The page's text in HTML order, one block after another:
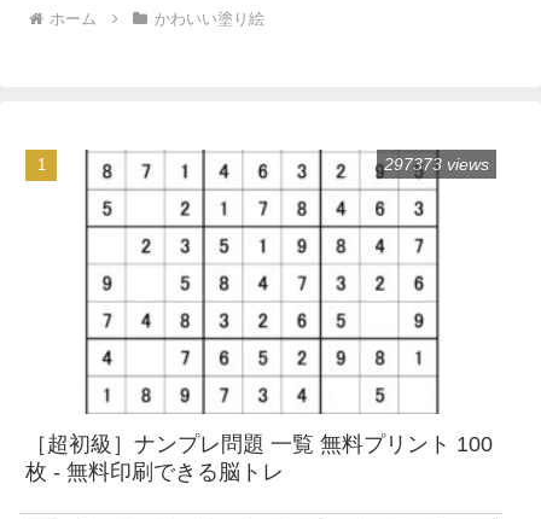
ホーム かわいい塗り絵
［超初級］ナンプレ問題 一覧 無料プリント 100
枚 - 無料印刷できる脳トレ
297373 views